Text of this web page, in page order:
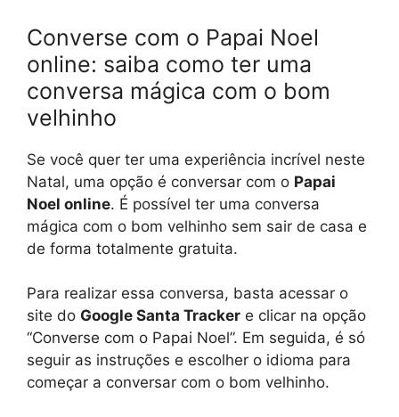
Converse com o Papai Noel
online: saiba como ter uma
conversa mágica com o bom
velhinho
Se você quer ter uma experiência incrível neste
Natal, uma opção é conversar com o Papai
Noel online. É possível ter uma conversa
mágica com o bom velhinho sem sair de casa e
de forma totalmente gratuita.
Para realizar essa conversa, basta acessar o
site do Google Santa Tracker e clicar na opção
“Converse com o Papai Noel”. Em seguida, é só
seguir as instruções e escolher o idioma para
começar a conversar com o bom velhinho.